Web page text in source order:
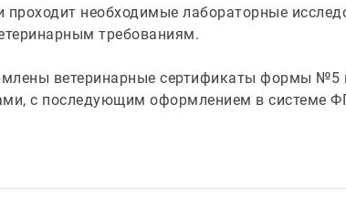
проходит необходимые лабораторные
требованиям.
ветеринарные сертификаты формы
с последующим оформлением в системе